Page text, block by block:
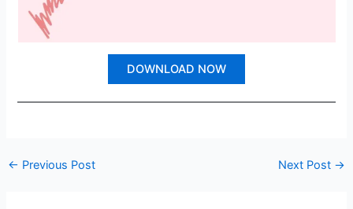
DOWNLOAD NOW
← Previous Post Next Post →